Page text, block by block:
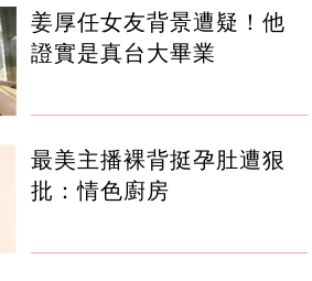
姜厚任女友背景遭疑！他
證實是真台大畢業
最美主播裸背挺孕肚遭狠
批：情色廚房